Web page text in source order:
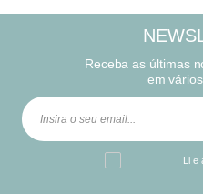
Receba as últimas
em
Li e